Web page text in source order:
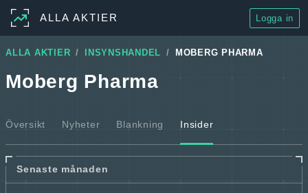
ALLA AKTIER Logga in
ALLA AKTIER INSYNSHANDEL MOBERG PHARMA
Moberg Pharma
Översikt Nyheter Blankning Insider
Senaste månaden